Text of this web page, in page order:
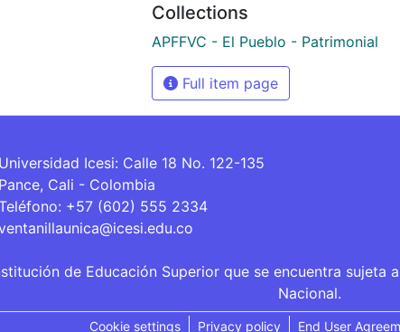
Collections
APFFVC - El Pueblo - Patrimonial
Full item page
Universidad Icesi: Calle 18 No. 122-135
Pance, Cali - Colombia
+57 (602) 555 2334
de Educación Superior que se encuentra
Nacional.
Cookie settings Privacy policy End User